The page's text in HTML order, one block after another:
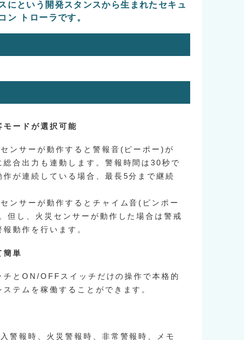
にという開発スタンスから生まれたセキュ
ン トローラです。
モードが選択可能
ンサーが動作すると警報音(ピーポー)が
総合出力も連動します。警報時間は30秒で
作が連続している場合、最長5分まで継続
ンサーが動作するとチャイム音(ピンポー
但し、火災センサーが動作した場合は警戒
動作を行います。
簡単
チとON/OFFスイッチだけの操作で本格的
テムを稼働することができます。
警報時、火災警報時、非常警報時、メモ